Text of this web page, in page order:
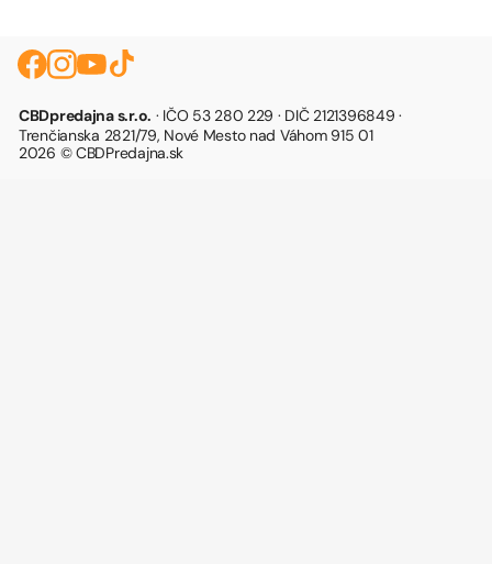
CBDpredajna s.r.o. · IČO 53 280 229 · DIČ 2121396849 ·
Trenčianska 2821/79, Nové Mesto nad Váhom 915 01
2026 © CBDPredajna.sk